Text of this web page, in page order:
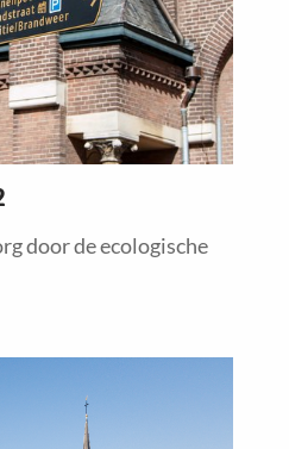
door de ecologische